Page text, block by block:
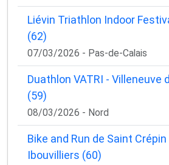
Liévin Triathlon Indoor
(62)
07/03/2026 - Pas-de-Calais
Duathlon VATRI - Villeneuve
(59)
08/03/2026 - Nord
Bike and Run de Saint Crépin
Ibouvilliers (60)